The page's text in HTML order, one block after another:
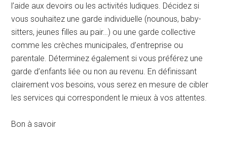
l’aide aux devoirs ou les activités ludiques. Décidez si
vous souhaitez une garde individuelle (nounous, baby-
sitters, jeunes filles au pair…) ou une garde collective
comme les crèches municipales, d’entreprise ou
parentale. Déterminez également si vous préférez une
garde d’enfants liée ou non au revenu. En définissant
clairement vos besoins, vous serez en mesure de cibler
les services qui correspondent le mieux à vos attentes.
Bon à savoir